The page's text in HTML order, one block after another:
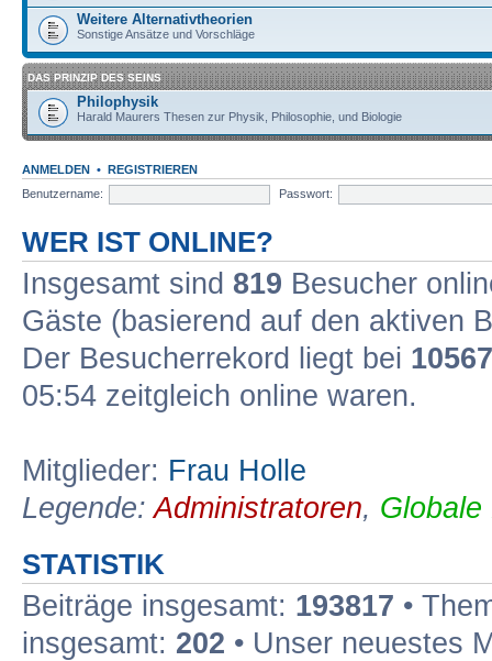
Weitere Alternativtheorien
Sonstige Ansätze und Vorschläge
DAS PRINZIP DES SEINS
Philophysik
Harald Maurers Thesen zur Physik, Philosophie, und Biologie
ANMELDEN • REGISTRIEREN
Benutzername:
Passwort:
WER IST ONLINE?
Insgesamt sind 819 Besucher
Gäste (basierend auf den aktiven
Der Besucherrekord liegt bei 10567
05:54 zeitgleich online waren.
Mitglieder: Frau Holle
Legende:Administratoren, Globale
STATISTIK
Beiträge insgesamt: 193817 •
insgesamt: 202 • Unser neuestes